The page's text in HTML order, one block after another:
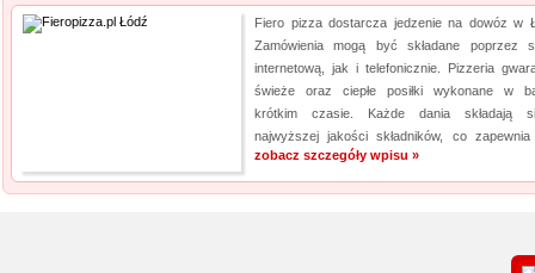
Fiero pizza dostarcza jedzenie na dowóz w
Zamówienia mogą być składane poprzez
internetową, jak i telefonicznie. Pizzeria
świeże oraz ciepłe posiłki wykonane w
krótkim czasie. Każde dania składają
najwyższej jakości składników, co zapewnia
zobacz szczegóły wpisu »